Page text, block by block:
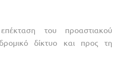
του προαστιακού
δίκτυο και προς τη